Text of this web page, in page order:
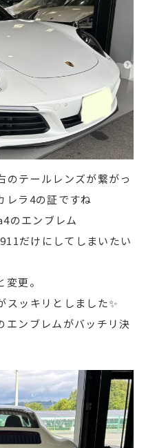
のテールレンズが繋がっ
レラ4の証ですね
のエンブレム
だけにしてしまいたい
更。
スッキリとしました✨
エンブレムがバッチリ決